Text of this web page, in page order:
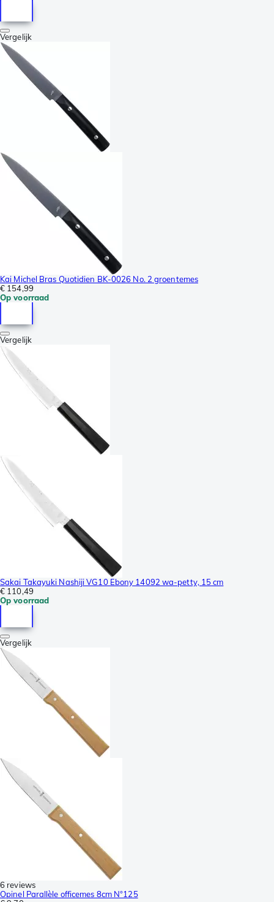
Vergelijk
Kai Michel Bras Quotidien BK-0026 No. 2 groentemes
€ 154,99
Op voorraad
Vergelijk
Sakai Takayuki Nashiji VG10 Ebony 14092 wa-petty, 15 cm
€ 110,49
Op voorraad
Vergelijk
6 reviews
Opinel Parallèle officemes 8cm N°125